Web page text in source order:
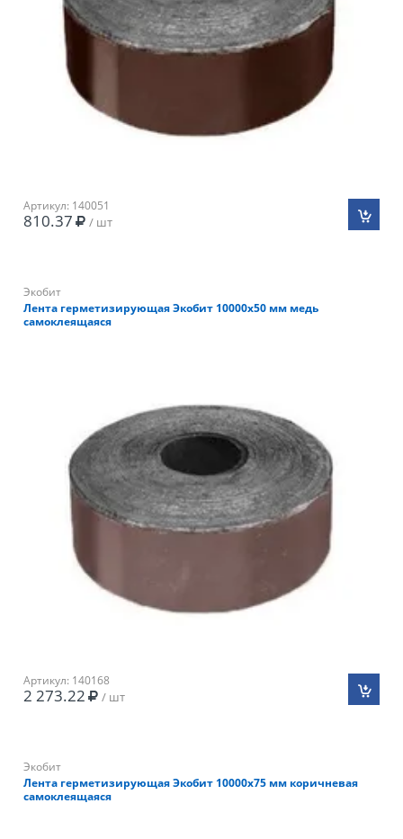
Артикул: 140051
810.37 / шт
Экобит
Лента герметизирующая Экобит 10000х50 мм медь
самоклеящаяся
Артикул: 140168
2 273.22 / шт
Экобит
Лента герметизирующая Экобит 10000х75 мм коричневая
самоклеящаяся